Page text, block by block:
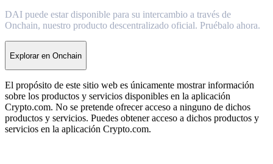
DAI puede estar disponible para su intercambio a través de
Onchain, nuestro producto descentralizado oficial. Pruébalo ahora.
Explorar en Onchain
El propósito de este sitio web es únicamente mostrar información
sobre los productos y servicios disponibles en la aplicación
Crypto.com. No se pretende ofrecer acceso a ninguno de dichos
productos y servicios. Puedes obtener acceso a dichos productos y
servicios en la aplicación Crypto.com.